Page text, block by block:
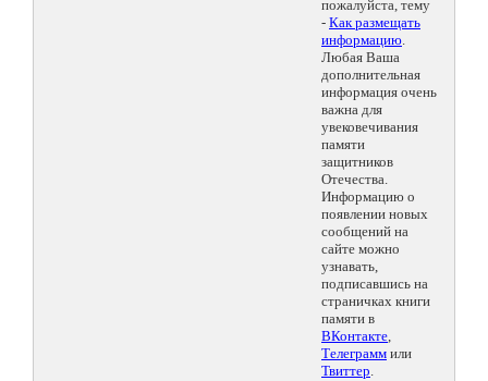
пожалуйста, тему
- Как размещать
информацию.
Любая Ваша
дополнительная
информация очень
важна для
увековечивания
памяти
защитников
Отечества.
Информацию о
появлении новых
сообщений на
сайте можно
узнавать,
подписавшись на
страничках книги
памяти в
ВКонтакте,
Телеграмм или
Твиттер.